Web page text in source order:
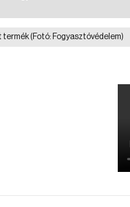
termék(Fotó: Fogyasztóvédelem)